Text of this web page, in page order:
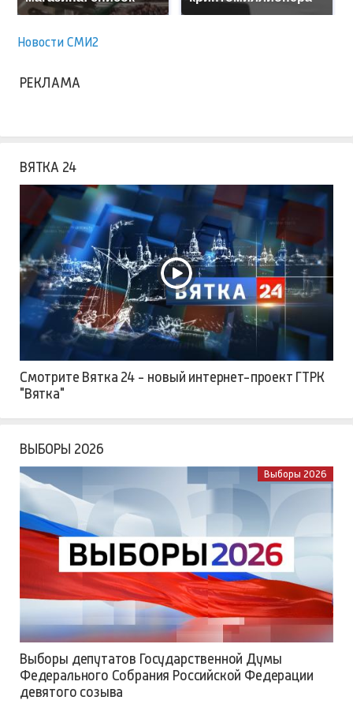
Новости СМИ2
РЕКЛАМА
ВЯТКА 24
Смотрите Вятка 24 - новый интернет-проект ГТРК
"Вятка"
ВЫБОРЫ 2026
Выборы 2026
Выборы депутатов Государственной Думы
Федерального Собрания Российской Федерации
девятого созыва